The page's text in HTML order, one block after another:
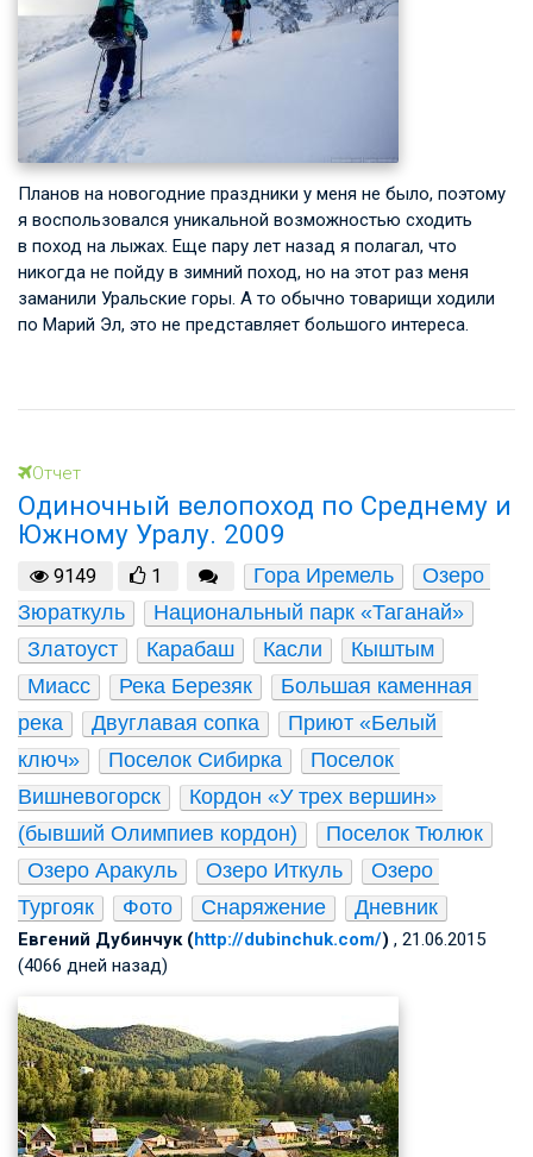
Планов на новогодние праздники у меня не было, поэтому
я воспользовался уникальной возможностью сходить
в поход на лыжах. Еще пару лет назад я полагал, что
никогда не пойду в зимний поход, но на этот раз меня
заманили Уральские горы. А то обычно товарищи ходили
по Марий Эл, это не представляет большого интереса.
Отчет
Одиночный велопоход по Среднему и
Южному Уралу. 2009
9149 1 Гора Иремель
Озеро
Зюраткуль
Национальный парк «Таганай»
Златоуст
Карабаш Касли
Кыштым
Миасс
Река Березяк
Большая каменная
река
Двуглавая сопка
Приют «Белый
ключ»
Поселок Сибирка
Поселок
Вишневогорск
Кордон «У трех вершин»
(бывший Олимпиев кордон)
Поселок Тюлюк
Озеро Аракуль
Озеро Иткуль
Озеро
Тургояк
Фото Снаряжение Дневник
Евгений Дубинчук (http://dubinchuk.com/) , 21.06.2015
(4066 дней назад)